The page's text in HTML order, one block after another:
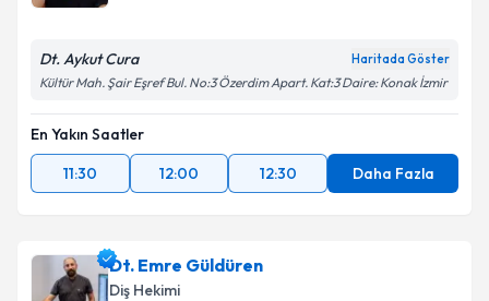
Dt. Aykut Cura Haritada Göster
Kültür Mah. Şair Eşref Bul. No:3 Özerdim Apart. Kat:3 Daire: Konak İzmir
En Yakın Saatler
11:30
12:00 12:30 Daha Fazla
Dt. Emre Güldüren
Diş Hekimi